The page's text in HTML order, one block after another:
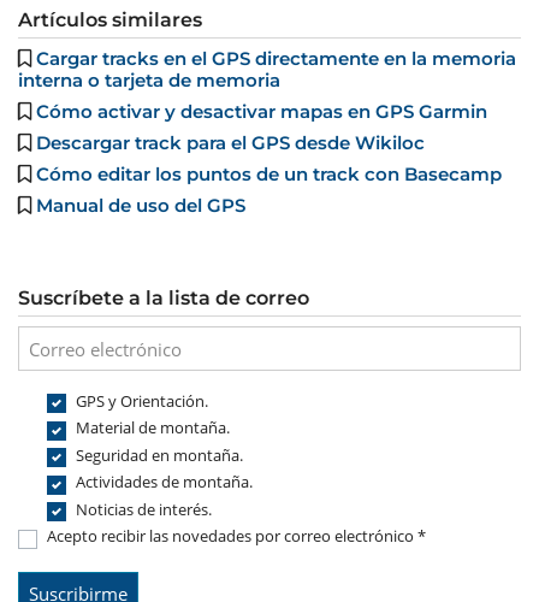
Artículos similares
Cargar tracks en el GPS directamente en la memoria
interna o tarjeta de memoria
Cómo activar y desactivar mapas en GPS Garmin
Descargar track para el GPS desde Wikiloc
Cómo editar los puntos de un track con Basecamp
Manual de uso del GPS
Suscríbete a la lista de correo
GPS y Orientación.
Material de montaña.
Seguridad en montaña.
Actividades de montaña.
Noticias de interés.
Acepto recibir las novedades por correo electrónico *